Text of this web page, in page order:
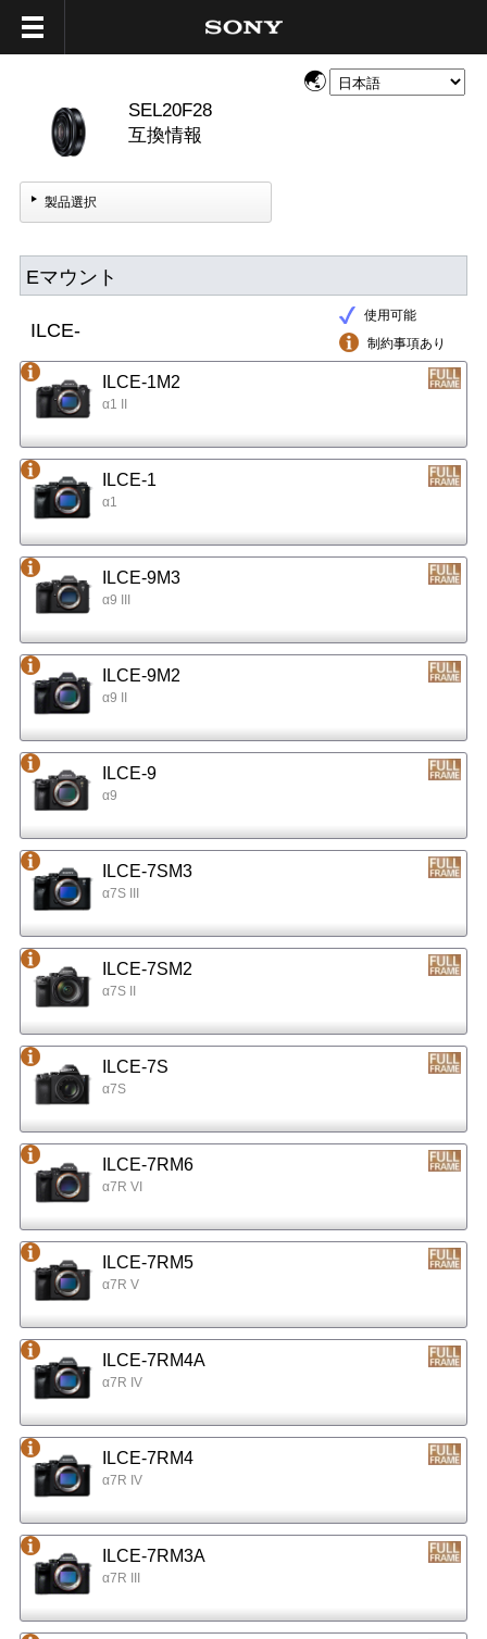
SEL20F28
互換情報
製品選択
Eマウント
使用可能
制約事項あり
ILCE-
ILCE-1M2
α1 II
ILCE-1
α1
ILCE-9M3
α9 III
ILCE-9M2
α9 II
ILCE-9
α9
ILCE-7SM3
α7S III
ILCE-7SM2
α7S II
ILCE-7S
α7S
ILCE-7RM6
α7R VI
ILCE-7RM5
α7R V
ILCE-7RM4A
α7R IV
ILCE-7RM4
α7R IV
ILCE-7RM3A
α7R III